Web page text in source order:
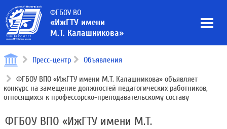
ФГБОУ ВО
«ИжГТУ имени
М.Т. Калашникова»
Пресс-центр Объявления
ФГБОУ ВПО «ИжГТУ имени М.Т. Калашникова» объявляет
конкурс на замещение должностей педагогических работников,
относящихся к профессорско-преподавательскому составу
ФГБОУ ВПО «ИжГТУ имени М.Т.